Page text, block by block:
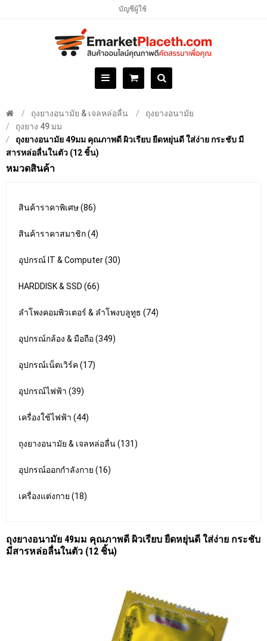
บัญชีผู้ใช้
ถุงยางอนามัย & เจลหล่อลื่น
ถุงยางอนามัย
ถุงยาง 49 มม
ถุงยางอนามัย 49มม คุณภาพดี ผิวเรียบ ยืดหยุ่นดี ใส่ง่าย กระชับ มี
สารหล่อลื่นในตัว (12 ชิ้น)
หมวดสินค้า
สินค้าราคาพิเศษ (86)
สินค้าราคาสมาชิก (4)
อุปกรณ์ IT & Computer (30)
HARDDISK & SSD (66)
ลำโพงคอมพิวเตอร์ & ลำโพงบลูทูธ (74)
อุปกรณ์กล้อง & มือถือ (349)
อุปกรณ์เน็ตเวิร์ค (17)
อุปกรณ์ไฟฟ้า (39)
เครื่องใช้ไฟฟ้า (44)
ถุงยางอนามัย & เจลหล่อลื่น (131)
อุปกรณ์ออกกำลังกาย (16)
เครื่องแต่งกาย (18)
ถุงยางอนามัย 49มม คุณภาพดี ผิวเรียบ ยืดหยุ่นดี ใส่ง่าย กระชับ
มีสารหล่อลื่นในตัว (12 ชิ้น)